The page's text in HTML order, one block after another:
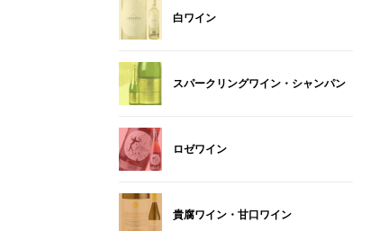
白ワイン
スパークリングワイン・シャンパン
ロゼワイン
貴腐ワイン・甘口ワイン